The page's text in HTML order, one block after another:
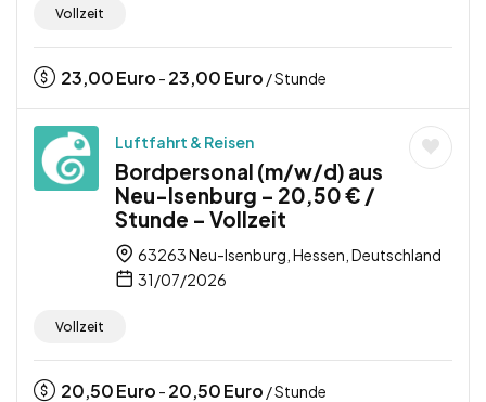
Vollzeit
23,00Euro - 23,00Euro / Stunde
Luftfahrt & Reisen
Bordpersonal (m/w/d) aus
Neu-Isenburg – 20,50 € /
Stunde – Vollzeit
63263 Neu-Isenburg, Hessen, Deutschland
31/07/2026
Vollzeit
20,50Euro - 20,50Euro / Stunde